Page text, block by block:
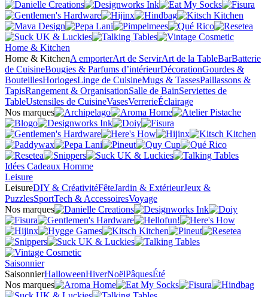
Home & Kitchen
Home & KitchenA emporterArt de ServirArt de la TableBarBatterie
de CuisineBougies & Parfums d’intérieurDécorationGourdes &
BouteillesHorlogesLinge de CuisineMugs & TassesPaillassons &
TapisRangement & OrganisationSalle de BainServiettes de
TableUstensiles de CuisineVasesVerrerieÉclairage
Nos marques
Idées Cadeaux Homme
Leisure
LeisureDIY & CréativitéFêteJardin & ExtérieurJeux &
PuzzlesSportTech & AccessoiresVoyage
Nos marques
Saisonnier
SaisonnierHalloweenHiverNoëlPâquesÉté
Nos marques